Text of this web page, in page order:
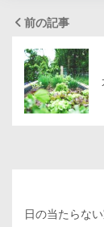
前の記事
日の当たらな